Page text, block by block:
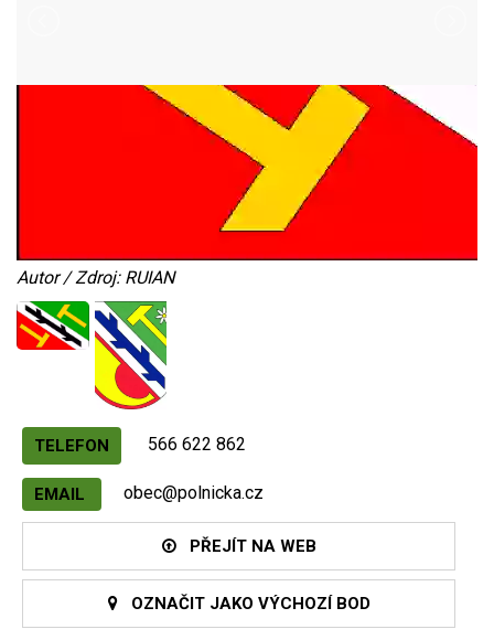
Autor / Zdroj: RUIAN
TELEFON 566 622 862
EMAIL obec@polnicka.cz
PŘEJÍT NA WEB
OZNAČIT JAKO VÝCHOZÍ BOD